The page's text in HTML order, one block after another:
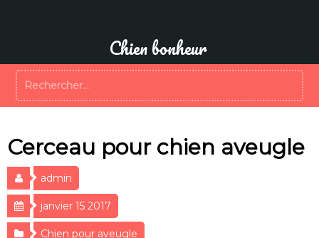
Chien bonheur
Cerceau pour chien aveugle
admin
janvier 15 2017
Chien pour aveugle
Rechercher :